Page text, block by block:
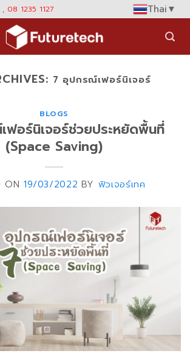
08 1235 1127 Thai▼
7 อุปกรณ์เฟอร์นิเจอร์
BLOGS
อร์นิเจอร์ช่วยประหยัดพื้นที่
(Space Saving)
ON 19/03/2022 BY ฟิวเจอร์เทค